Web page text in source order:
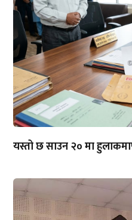
यस्तो छ साउन २० मा